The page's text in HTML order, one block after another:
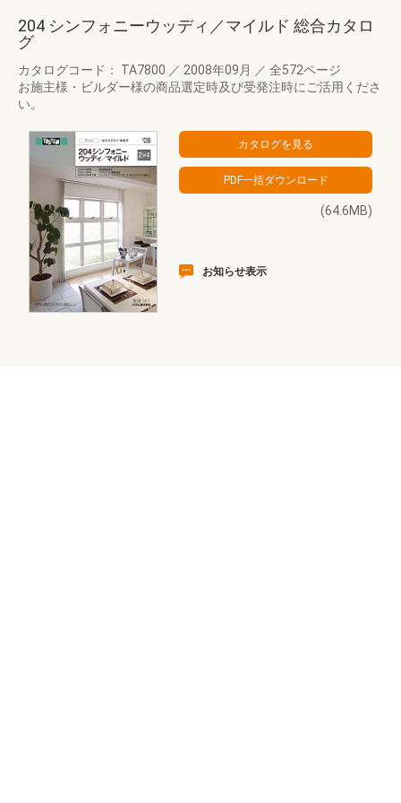
204 シンフォニーウッディ／マイルド 総合カタロ
グ
カタログコード： TA7800 ／ 2008年09月 ／ 全572ページ
お施主様・ビルダー様の商品選定時及び受発注時にご活用くださ
い。
(64.6MB)
お知らせ表示